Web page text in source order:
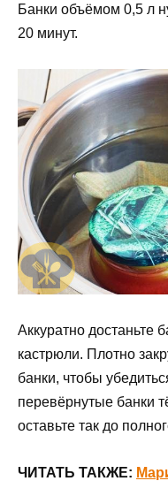
Банки объёмом 0,5 л
20 минут.
Аккуратно достаньте
кастрюли. Плотно
банки, чтобы
перевёрнутые банки
оставьте так до
ЧИТАТЬ ТАКЖЕ: